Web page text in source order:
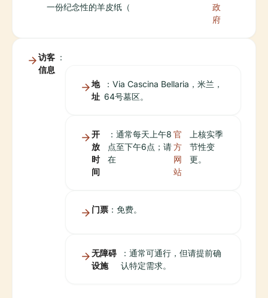
一份纪念性的羊皮纸（
政
府
访客
信息
：
地
址
：Via Cascina Bellaria，米兰，
64号墓区。
开
放
时
间
：通常每天上午8
点至下午6点；请
在
官
方
网
站
上核实季
节性变
更。
门票：免费。
无障碍
设施
：通常可通行，但请提前确
认特定需求。